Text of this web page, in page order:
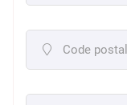
 Code postal